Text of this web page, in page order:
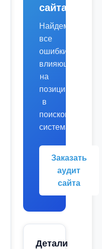
сайта
Найдем
все
ошибки,
влияющие
на
позиции
в
поисковых
системах.
Заказать
аудит
сайта
Детали